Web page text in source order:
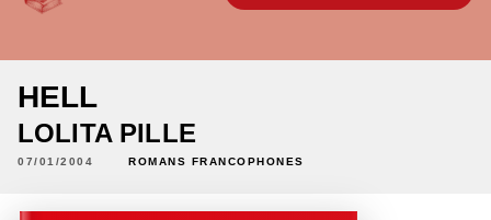
HELL
LOLITA PILLE
07/01/2004 ROMANS FRANCOPHONES